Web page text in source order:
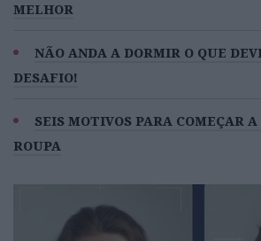
MELHOR
NÃO ANDA A DORMIR O QUE
DESAFIO!
SEIS MOTIVOS PARA COMEÇAR
ROUPA